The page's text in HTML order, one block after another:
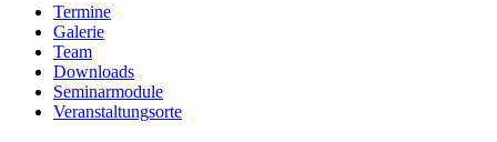
Termine
Galerie
Team
Downloads
Seminarmodule
Veranstaltungsorte